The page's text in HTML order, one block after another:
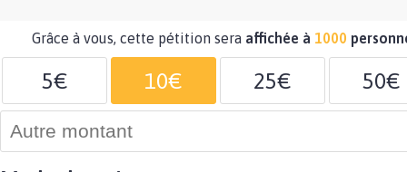
Grâce à vous, cette pétition sera affichée à 1000
5€ 10€ 25€ 50€